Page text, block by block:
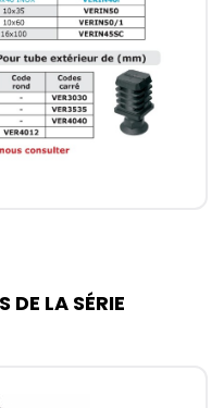
DE LA SÉRIE